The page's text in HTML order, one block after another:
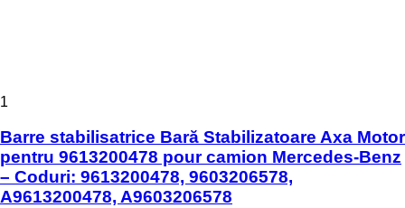
1
Barre stabilisatrice Bară Stabilizatoare Axa Motor
pentru 9613200478 pour camion Mercedes-Benz
– Coduri: 9613200478, 9603206578,
A9613200478, A9603206578